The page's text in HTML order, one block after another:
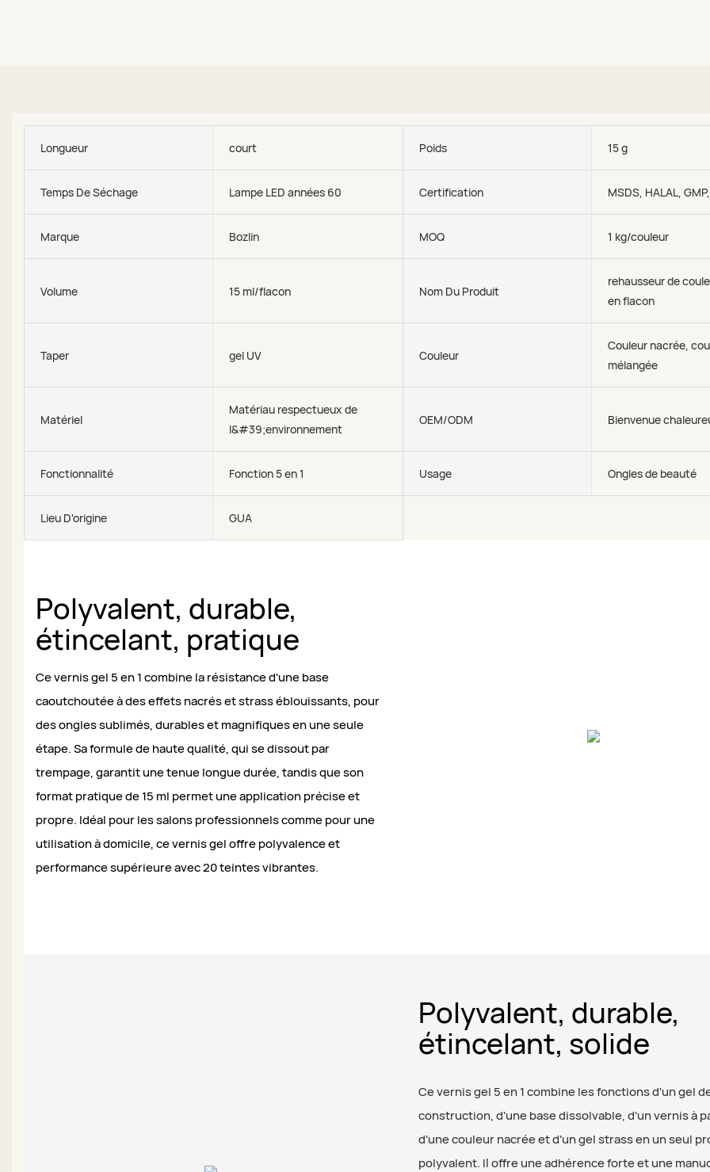
Longueur court Poids 15 g
Temps De Séchage Lampe LED années 60 Certification MSDS, HALAL,
Marque Bozlin MOQ 1 kg/couleur
Volume 15 ml/flacon Nom Du Produit
rehausseur de
en flacon
Taper gel UV Couleur
Couleur nacrée,
mélangée
Matériel
Matériau respectueux de
l&#39;environnement
OEM/ODM Bienvenue
Fonctionnalité Fonction 5 en 1 Usage Ongles de beauté
Lieu D'origine GUA
Polyvalent, durable,
étincelant, pratique
Ce vernis gel 5 en 1 combine la résistance d'une base
caoutchoutée à des effets nacrés et strass éblouissants, pour
des ongles sublimés, durables et magnifiques en une seule
étape. Sa formule de haute qualité, qui se dissout par
trempage, garantit une tenue longue durée, tandis que son
format pratique de 15 ml permet une application précise et
propre. Idéal pour les salons professionnels comme pour une
utilisation à domicile, ce vernis gel offre polyvalence et
performance supérieure avec 20 teintes vibrantes.
Polyvalent, durable,
étincelant, solide
Ce vernis gel 5 en 1 combine les fonctions d'un gel
construction, d'une base dissolvable, d'un vernis à
d'une couleur nacrée et d'un gel strass en un seul
polyvalent. Il offre une adhérence forte et une